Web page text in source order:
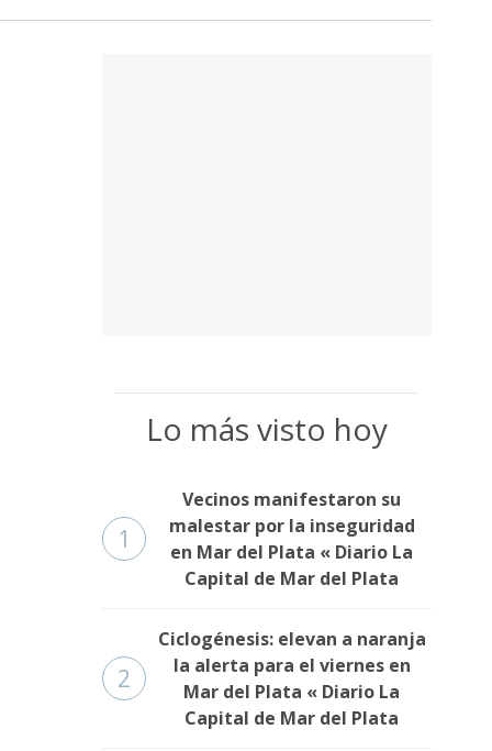
Lo más visto hoy
1
Vecinos manifestaron su
malestar por la inseguridad
en Mar del Plata « Diario La
Capital de Mar del Plata
2
Ciclogénesis: elevan a naranja
la alerta para el viernes en
Mar del Plata « Diario La
Capital de Mar del Plata